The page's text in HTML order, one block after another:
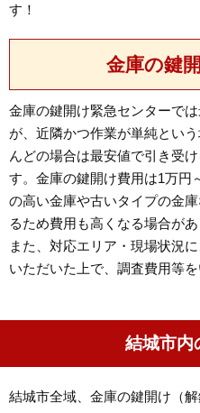
す！
金庫の鍵
金庫の鍵開け緊急センターで
が、近隣かつ作業が単純とい
んどの場合は最安値で引き受
す。金庫の鍵開け費用は1万円
の高い金庫や古いタイプの金
るため費用も高くなる場合があ
また、対応エリア・現場状況
いただいた上で、調査費用等
結城市内
結城市全域、金庫の鍵開け（